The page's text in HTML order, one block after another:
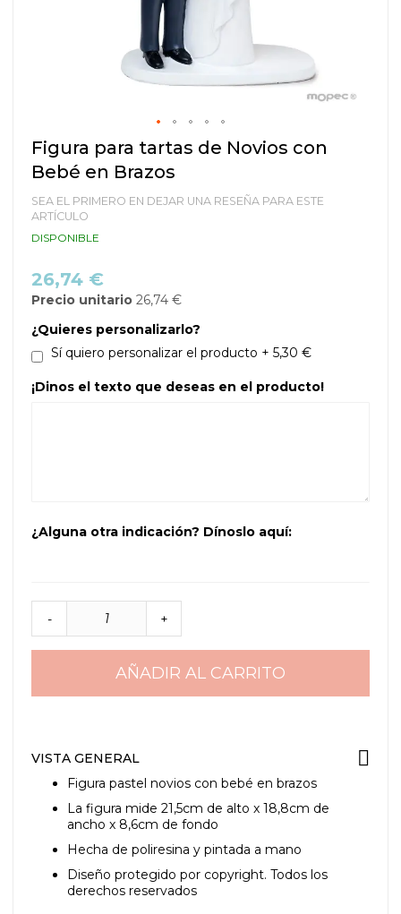
Saltar
al
comienzo
la
galería
de
Figura para tartas de Novios con
Bebé en Brazos
SEA EL PRIMERO EN DEJAR UNA RESEÑA PARA ESTE
ARTÍCULO
DISPONIBLE
26,74 €
Precio unitario 26,74 €
¿Quieres personalizarlo?
Sí quiero personalizar el producto + 5,30 €
¡Dinos el texto que deseas en el producto!
¿Alguna otra indicación? Dínoslo aquí:
- +
AÑADIR AL CARRITO
VISTA GENERAL
Figura pastel novios con bebé en brazos
La figura mide 21,5cm de alto x 18,8cm de
ancho x 8,6cm de fondo
Hecha de poliresina y pintada a mano
Diseño protegido por copyright. Todos los
derechos reservados